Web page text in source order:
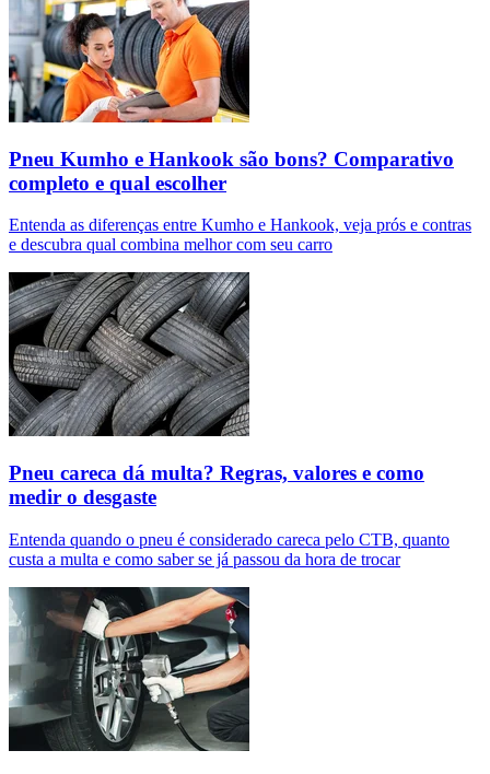
Pneu Kumho e Hankook são bons? Comparativo
completo e qual escolher
Entenda as diferenças entre Kumho e Hankook, veja prós e contras
e descubra qual combina melhor com seu carro
Pneu careca dá multa? Regras, valores e como
medir o desgaste
Entenda quando o pneu é considerado careca pelo CTB, quanto
custa a multa e como saber se já passou da hora de trocar